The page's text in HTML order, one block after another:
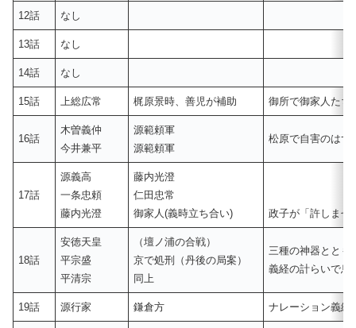
12話 なし
13話 なし
14話 なし
15話 上総広常 梶原景時、善児が補助 御所で御家人たち
16話
木曽義仲
今井兼平
源範頼軍
源範頼軍
松原で自害のはず
17話
源義高
一条忠頼
藤内光澄
藤内光澄
仁田忠常
御家人(義時立ち合い)
政子が「許しませ
18話
安徳天皇
平宗盛
平清宗
（壇ノ浦の合戦）
京で処刑（丹後の局案）
同上
三種の神器ととも
義経の計らいで息
19話 源行家 鎌倉方 ナレーション義経